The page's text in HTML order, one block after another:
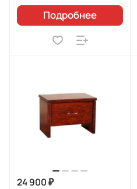
Подробнее
24 900 ₽